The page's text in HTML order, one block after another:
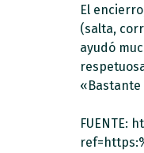
El
(salta,
ayudó
FUENTE: